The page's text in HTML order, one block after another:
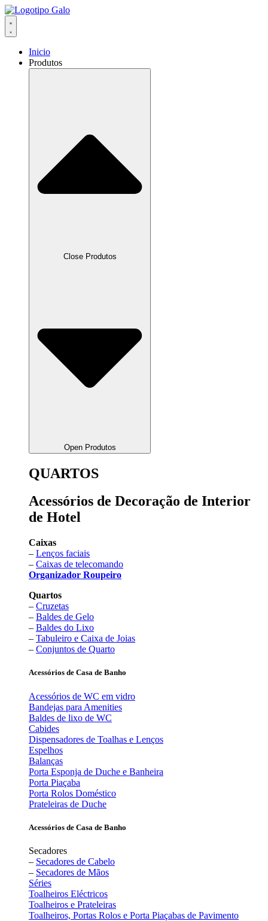
Inicio
Produtos
Close Produtos
Open Produtos
QUARTOS
Acessórios de Decoração de Interior
de Hotel
Caixas
– Lenços faciais
– Caixas de telecomando
Organizador Roupeiro
Quartos
– Cruzetas
– Baldes de Gelo
– Baldes do Lixo
– Tabuleiro e Caixa de Joias
– Conjuntos de Quarto
Acessórios de Casa de Banho
Acessórios de WC em vidro
Bandejas para Amenities
Baldes de lixo de WC
Cabides
Dispensadores de Toalhas e Lenços
Espelhos
Balanças
Porta Esponja de Duche e Banheira
Porta Piaçaba
Porta Rolos Doméstico
Prateleiras de Duche
Acessórios de Casa de Banho
Secadores
– Secadores de Cabelo
– Secadores de Mãos
Séries
Toalheiros Eléctricos
Toalheiros e Prateleiras
Toalheiros, Portas Rolos e Porta Piaçabas de Pavimento